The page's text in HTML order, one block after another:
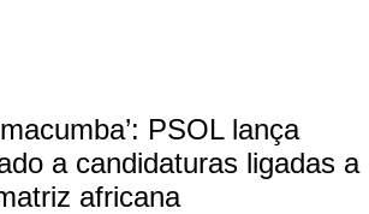
PSOL lança
a candidaturas ligadas a
africana